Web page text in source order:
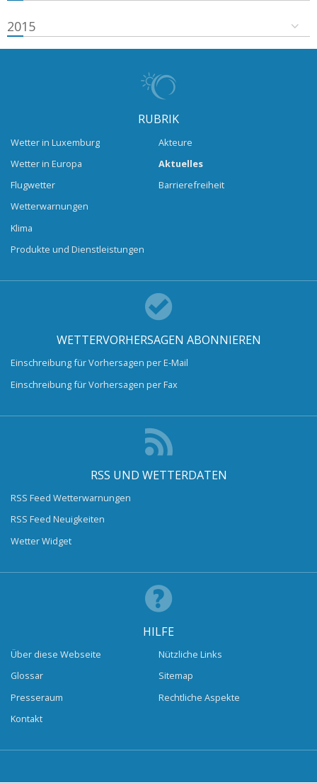
2015
RUBRIK
Wetter in Luxemburg
Wetter in Europa
Flugwetter
Wetterwarnungen
Klima
Produkte und Dienstleistungen
Akteure
Aktuelles
Barrierefreiheit
WETTERVORHERSAGEN ABONNIEREN
Einschreibung für Vorhersagen per E-Mail
Einschreibung für Vorhersagen per Fax
RSS UND WETTERDATEN
RSS Feed Wetterwarnungen
RSS Feed Neuigkeiten
Wetter Widget
HILFE
Über diese Webseite
Glossar
Presseraum
Kontakt
Nützliche Links
Sitemap
Rechtliche Aspekte